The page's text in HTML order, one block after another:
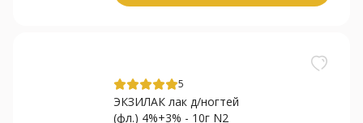
5
ЭКЗИЛАК лак д/ногтей
(фл.) 4%+3% - 10г N2